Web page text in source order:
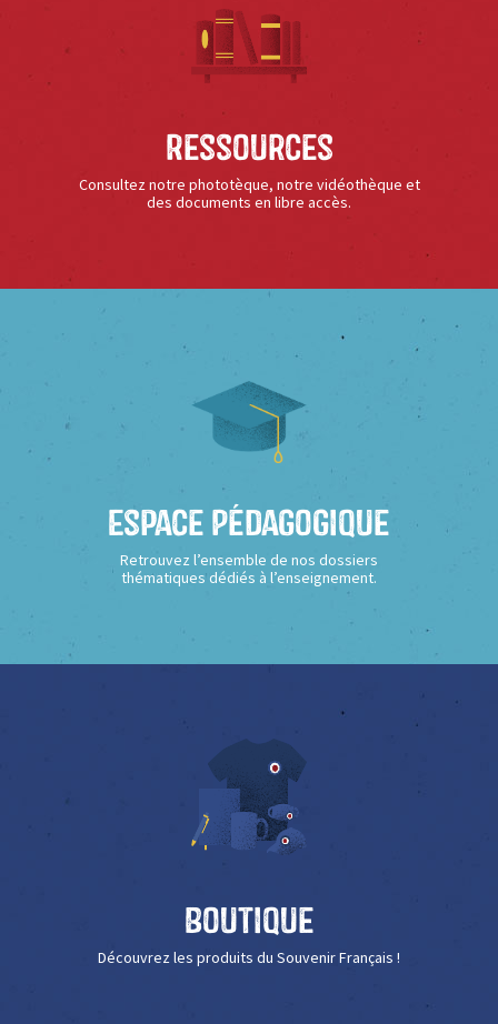
Ressources
Consultez notre phototèque, notre vidéothèque et
des documents en libre accès.
Espace Pédagogique
Retrouvez l’ensemble de nos dossiers
thématiques dédiés à l’enseignement.
Boutique
Découvrez les produits du Souvenir Français !